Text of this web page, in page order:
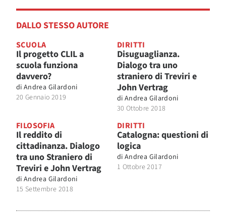
DALLO STESSO AUTORE
SCUOLA
Il progetto CLIL a
scuola funziona
davvero?
di Andrea Gilardoni
20 Gennaio 2019
DIRITTI
Disuguaglianza.
Dialogo tra uno
straniero di Treviri e
John Vertrag
di Andrea Gilardoni
30 Ottobre 2018
FILOSOFIA
Il reddito di
cittadinanza. Dialogo
tra uno Straniero di
Treviri e John Vertrag
di Andrea Gilardoni
15 Settembre 2018
DIRITTI
Catalogna: questioni di
logica
di Andrea Gilardoni
1 Ottobre 2017